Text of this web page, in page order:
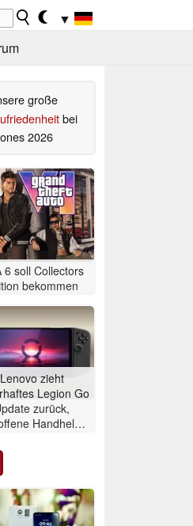
▼
große
bei
2026
6 soll Collectors
bekommen
Lenovo zieht
Legion Go
zurück,
Handhelds